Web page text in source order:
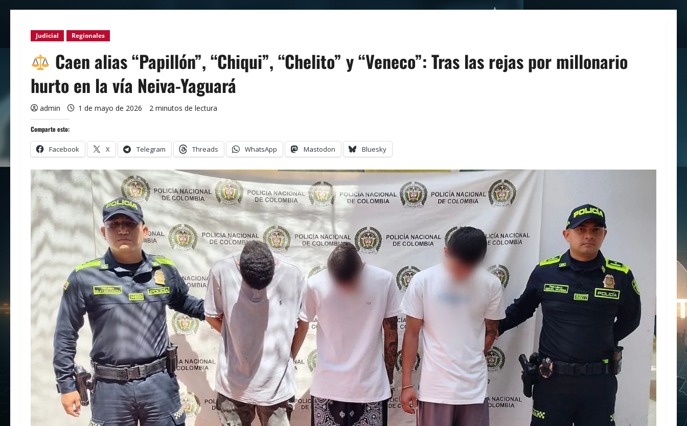
Judicial Regionales
Caen alias “Papillón”, “Chiqui”, “Chelito” y “Veneco”: Tras las rejas por millonario
hurto en la vía Neiva-Yaguará
admin 1 de mayo de 2026 2 minutos de lectura
Comparte esto:
Facebook X Telegram Threads WhatsApp Mastodon Bluesky